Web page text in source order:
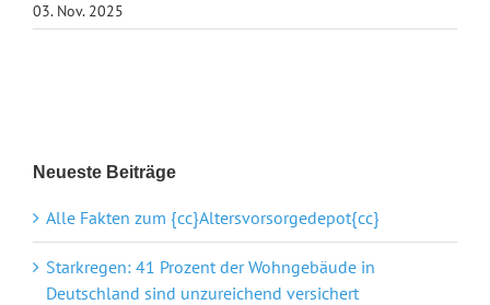
03. Nov. 2025
Neueste Beiträge
Alle Fakten zum {cc}Altersvorsorgedepot{cc}
Starkregen: 41 Prozent der Wohngebäude in
Deutschland sind unzureichend versichert